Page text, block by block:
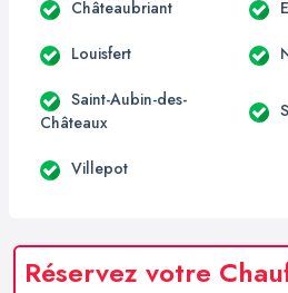
Châteaubriant
Louisfert
Saint-Aubin-des-
Châteaux
Villepot
Réservez votre